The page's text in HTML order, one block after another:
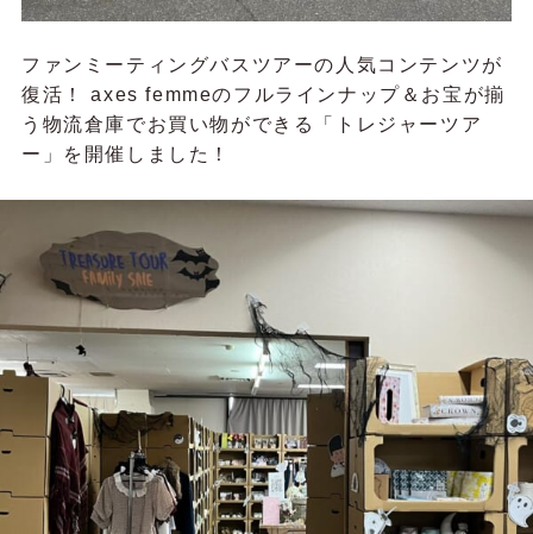
ファンミーティングバスツアーの人気コンテンツが
復活！ axes femmeのフルラインナップ＆お宝が揃
う物流倉庫でお買い物ができる「トレジャーツア
ー」を開催しました！